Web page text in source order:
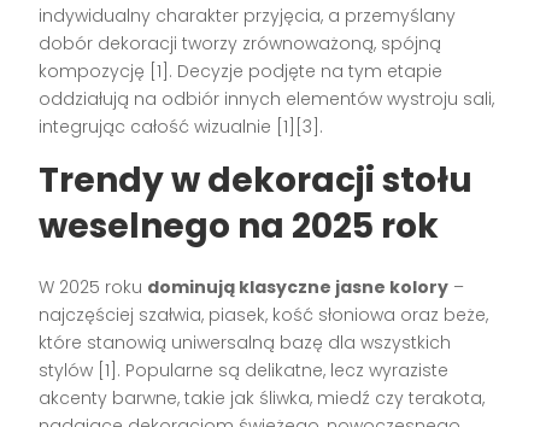
indywidualny charakter przyjęcia, a przemyślany
dobór dekoracji tworzy zrównoważoną, spójną
kompozycję [1] . Decyzje podjęte na tym etapie
oddziałują na odbiór innych elementów wystroju sali,
integrując całość wizualnie [1][3] .
Trendy w dekoracji stołu
weselnego na 2025 rok
W 2025 roku dominują klasyczne jasne kolory –
najczęściej szałwia, piasek, kość słoniowa oraz beże,
które stanowią uniwersalną bazę dla wszystkich
stylów [1] . Popularne są delikatne, lecz wyraziste
akcenty barwne, takie jak śliwka, miedź czy terakota,